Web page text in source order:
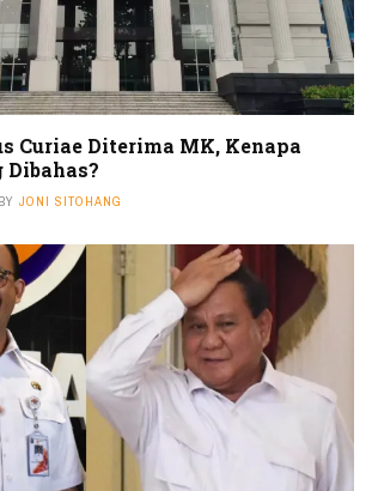
Curiae Diterima MK, Kenapa
Dibahas?
BY JONI SITOHANG